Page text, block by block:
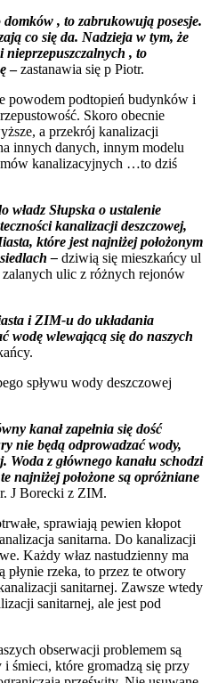
, to zabrukowują posesje.
co się da. Nadzieja w tym, że
nieprzepuszczalnych , to
–zastanawia się p Piotr.
powodem podtopień budynków i
Skoro obecnie
a przekrój kanalizacji
innych danych, innym modelu
kanalizacyjnych …to dziś
władz Słupska o ustalenie
kanalizacji deszczowej,
które jest najniżej położonym
– dziwią się mieszkańcy ul
ulic z różnych rejonów
i ZIM-u do układania
wodę wlewającą się do naszych
spływu wody deszczowej
kanał zapełnia się dość
nie będą odprowadzać wody,
Woda z głównego kanału schodzi
najniżej położone są opróżniane
J Borecki z ZIM.
sprawiają pewien kłopot
sanitarna. Do kanalizacji
Każdy właz nastudzienny ma
rzeka, to przez te otwory
sanitarnej. Zawsze wtedy
sanitarnej, ale jest pod
obserwacji problemem są
śmieci, które gromadzą się przy